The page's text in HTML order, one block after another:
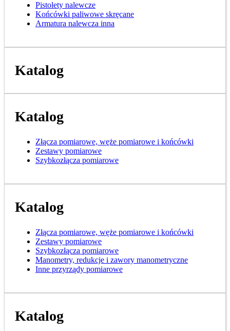
Pistolety nalewcze
Końcówki paliwowe skręcane
Armatura nalewcza inna
Katalog
Katalog
Złącza pomiarowe, węże pomiarowe i końcówki
Zestawy pomiarowe
Szybkozłącza pomiarowe
Katalog
Złącza pomiarowe, węże pomiarowe i końcówki
Zestawy pomiarowe
Szybkozłącza pomiarowe
Manometry, redukcje i zawory manometryczne
Inne przyrządy pomiarowe
Katalog